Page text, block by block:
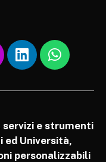
servizi e strumenti
ed Università,
personalizzabili